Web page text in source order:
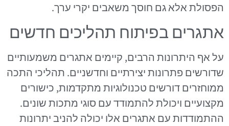
הפסולת אלא גם חוסך משאבים יקרי ערך.
אתגרים בפיתוח תהליכים חדשים
על אף היתרונות הרבים, קיימים אתגרים משמעותיים
שדורשים פתרונות יצירתיים וחדשניים. תהליכי התכה
ממוחזרים דורשים טכנולוגיות מתקדמות, כישורים
מקצועיים ויכולת להתמודד עם סוגי מתכות שונים.
ההתמודדות עם אתגרים אלו יכולה להניב יתרונות